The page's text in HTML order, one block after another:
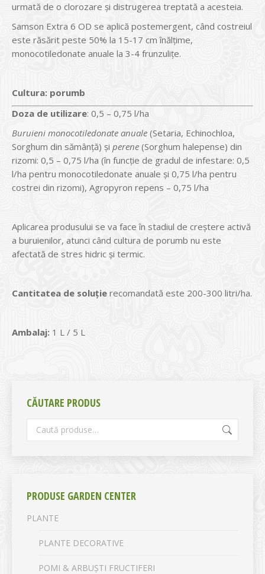
urmată de o clorozare și distrugerea treptată a acesteia.
Samson Extra 6 OD se aplică postemergent, când costreiul
este răsărit peste 50% la 15-17 cm înălțime,
monocotiledonate anuale la 3-4 frunzulițe.
Cultura: porumb
Doza de utilizare: 0,5 – 0,75 l/ha
Buruieni monocotiledonate anuale (Setaria, Echinochloa,
Sorghum din sămânță) și perene (Sorghum halepense) din
rizomi: 0,5 – 0,75 l/ha (în funcție de gradul de infestare: 0,5
l/ha pentru monocotiledonate anuale și 0,75 l/ha pentru
costrei din rizomi), Agropyron repens – 0,75 l/ha
Aplicarea produsului se va face în stadiul de creștere activă
a buruienilor, atunci când cultura de porumb nu este
afectată de stres hidric și termic.
Cantitatea de soluţie recomandată este 200-300 litri/ha.
Ambalaj: 1 L / 5 L
CĂUTARE PRODUS
PRODUSE GARDEN CENTER
PLANTE
PLANTE DECORATIVE
POMI & ARBUȘTI FRUCTIFERI